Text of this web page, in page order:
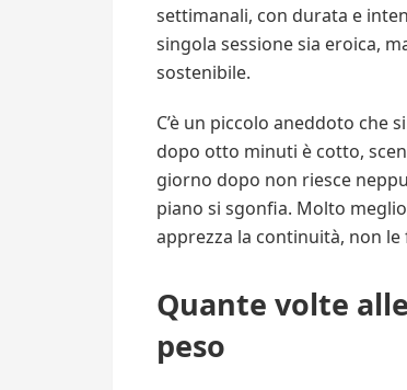
settimanali, con durata e
singola sessione sia eroica,
sostenibile.
C’è un piccolo aneddoto che
dopo otto minuti è cotto,
giorno dopo non riesce
piano si sgonfia. Molto
apprezza la continuità, non le
Quante volte
peso